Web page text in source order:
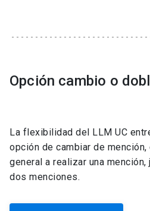
Opción cambio o
La flexibilidad del LLM UC
opción de cambiar de
general a realizar una
dos menciones.